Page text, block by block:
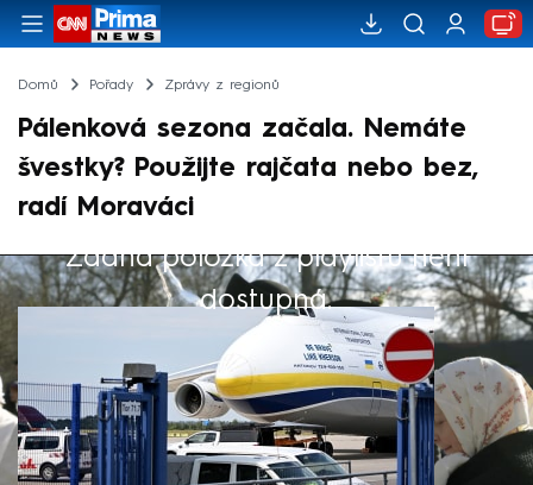
Domů Pořady Zprávy z regionů
Pálenková sezona začala. Nemáte
švestky? Použijte rajčata nebo bez,
radí Moraváci
Žádná položka z playlistu není
dostupná.
Výběr redakce